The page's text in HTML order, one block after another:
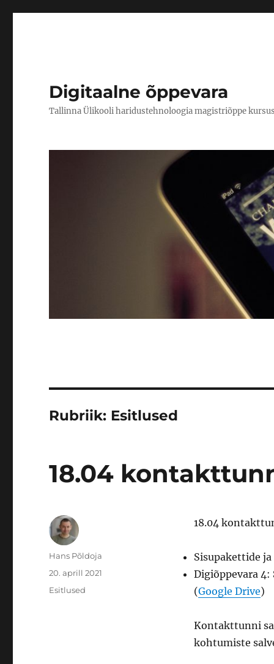
Digitaalne õppevara
Tallinna Ülikooli haridustehnoloogia magistriõppe kursus
Rubriik: Esitlused
18.04
18.04
Sisupakettide
Digiõppevara
(Google Drive)
Kontakttunni
kohtumiste
Autor
Hans Põldoja
Postitatud
20. aprill 2021
Rubriigid
Esitlused